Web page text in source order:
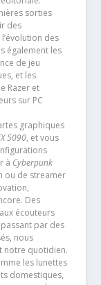
sorties
des
des
également les
de jeu
et les
Razer et
sur PC
graphiques
5090, et vous
à Cyberpunk
ou de streamer
Des
écouteurs
passant par des
nous
notre quotidien.
les lunettes
domestiques,